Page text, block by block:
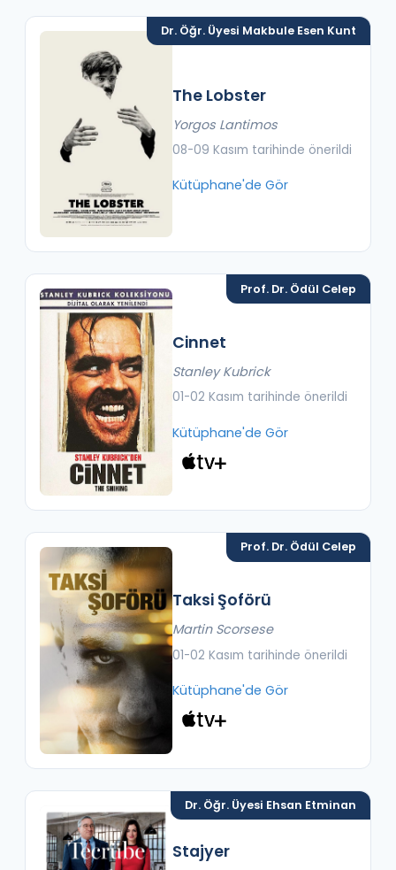
Dr. Öğr. Üyesi Makbule Esen Kunt
The Lobster
Yorgos Lantimos
08-09 Kasım tarihinde önerildi
Kütüphane'de Gör
Prof. Dr. Ödül Celep
Cinnet
Stanley Kubrick
01-02 Kasım tarihinde önerildi
Kütüphane'de Gör
Prof. Dr. Ödül Celep
Taksi Şoförü
Martin Scorsese
01-02 Kasım tarihinde önerildi
Kütüphane'de Gör
Dr. Öğr. Üyesi Ehsan Etminan
Stajyer